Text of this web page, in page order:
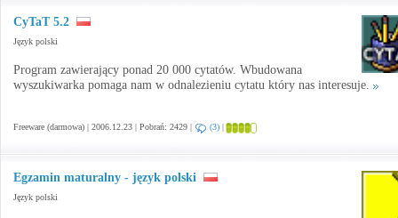
CyTaT 5.2
Język polski
Program zawierający ponad 20 000 cytatów. Wbudowana
wyszukiwarka pomaga nam w odnalezieniu cytatu który nas interesuje.
Freeware (darmowa) | 2006.12.23 | Pobrań: 2429 | (3) |
Egzamin maturalny - język polski
Język polski